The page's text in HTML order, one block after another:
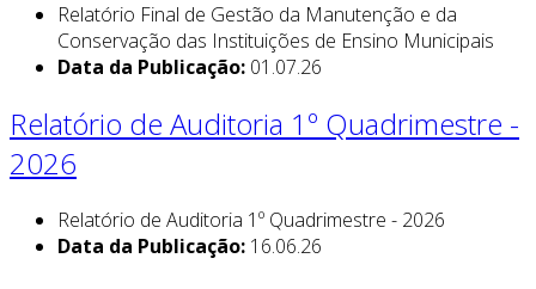
Relatório Final de Gestão da Manutenção e da
Conservação das Instituições de Ensino Municipais
Data da Publicação: 01.07.26
Relatório de Auditoria 1º Quadrimestre -
2026
Relatório de Auditoria 1º Quadrimestre - 2026
Data da Publicação: 16.06.26